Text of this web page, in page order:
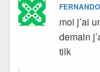
moi j’ai
demain
tilk